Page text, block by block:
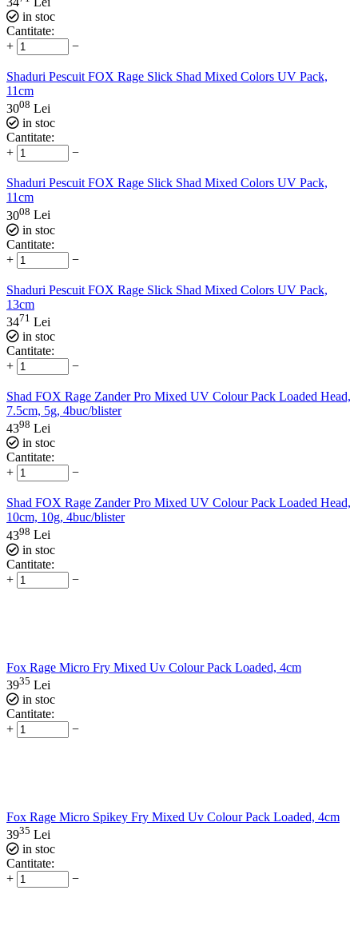
in stoc
Cantitate:
+
−
Shaduri Pescuit FOX Rage Slick Shad Mixed Colors UV Pack,
11cm
3008 Lei
in stoc
Cantitate:
+
−
Shaduri Pescuit FOX Rage Slick Shad Mixed Colors UV Pack,
11cm
3008 Lei
in stoc
Cantitate:
+
−
Shaduri Pescuit FOX Rage Slick Shad Mixed Colors UV Pack,
13cm
3471 Lei
in stoc
Cantitate:
+
−
Shad FOX Rage Zander Pro Mixed UV Colour Pack Loaded Head,
7.5cm, 5g, 4buc/blister
4398 Lei
in stoc
Cantitate:
+
−
Shad FOX Rage Zander Pro Mixed UV Colour Pack Loaded Head,
10cm, 10g, 4buc/blister
4398 Lei
in stoc
Cantitate:
+
−
Fox Rage Micro Fry Mixed Uv Colour Pack Loaded, 4cm
3935 Lei
in stoc
Cantitate:
+
−
Fox Rage Micro Spikey Fry Mixed Uv Colour Pack Loaded, 4cm
3935 Lei
in stoc
Cantitate:
+
−